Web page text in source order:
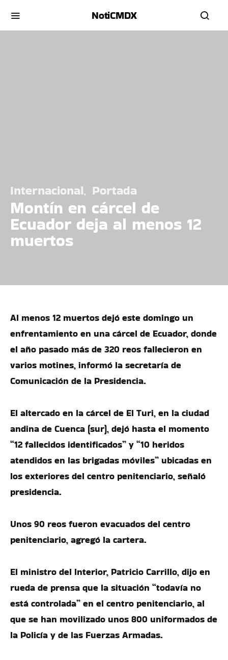
NotiCMDX
Internacional Portada
Montín en cárcel de
Ecuador deja al menos 12
muertos
Al menos 12 muertos dejó este domingo un
enfrentamiento en una cárcel de Ecuador, donde
el año pasado más de 320 reos fallecieron en
varios motines, informó la secretaría de
Comunicación de la Presidencia.
El altercado en la cárcel de El Turi, en la ciudad
andina de Cuenca (sur), dejó hasta el momento
“12 fallecidos identificados” y “10 heridos
atendidos en las brigadas móviles” ubicadas en
los exteriores del centro penitenciario, señaló
presidencia.
Unos 90 reos fueron evacuados del centro
penitenciario, agregó la cartera.
El ministro del Interior, Patricio Carrillo, dijo en
rueda de prensa que la situación “todavía no
está controlada” en el centro penitenciario, al
que se han movilizado unos 800 uniformados de
la Policía y de las Fuerzas Armadas.